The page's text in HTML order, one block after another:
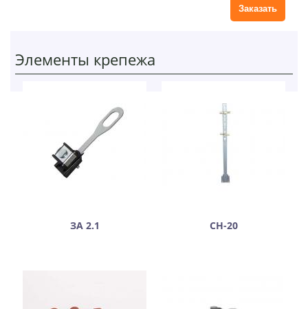
Элементы крепежа
ЗА 2.1 СН-20